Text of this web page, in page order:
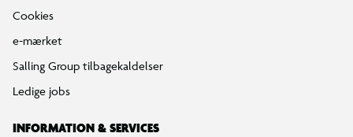
Cookies
e-mærket
Salling Group tilbagekaldelser
Ledige jobs
INFORMATION & SERVICES